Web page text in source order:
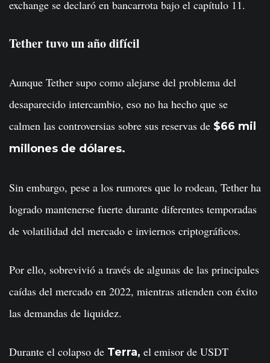
exchange se declaró en bancarrota bajo el capítulo 11.
Tether tuvo un año difícil
Aunque Tether supo como alejarse del problema del
desaparecido intercambio, eso no ha hecho que se
calmen las controversias sobre sus reservas de $66 mil
millones de dólares.
Sin embargo, pese a los rumores que lo rodean, Tether ha
logrado mantenerse fuerte durante diferentes temporadas
de volatilidad del mercado e inviernos criptográficos.
Por ello, sobrevivió a través de algunas de las principales
caídas del mercado en 2022, mientras atienden con éxito
las demandas de liquidez.
Durante el colapso de Terra, el emisor de USDT